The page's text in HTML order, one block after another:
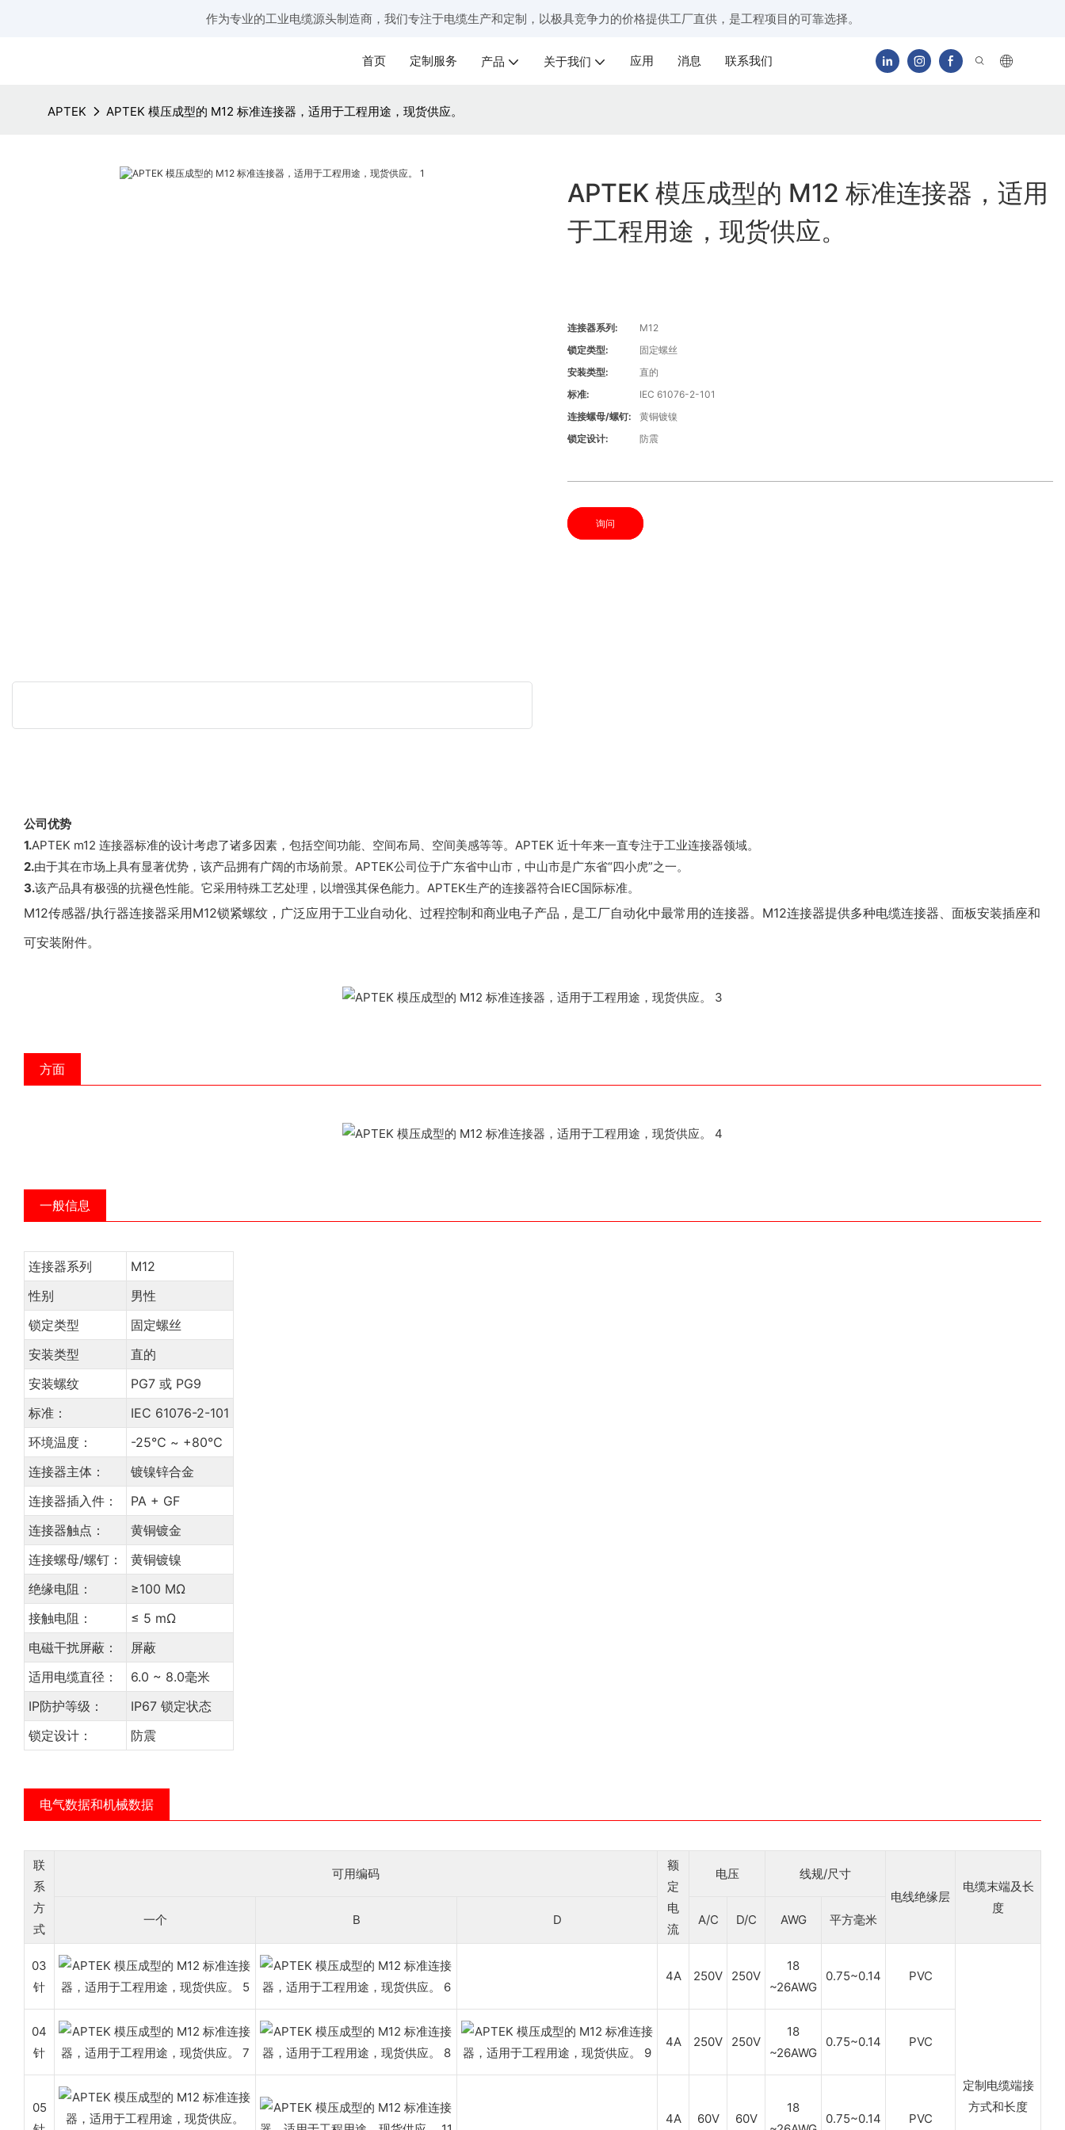
作为专业的工业电缆源头制造商，我们专注于电缆生产和定制，以极具竞争力的价格提供工厂直供，是工程项目的可靠选择。
首页 定制服务 产品 关于我们 应用 消息 联系我们
APTEK APTEK 模压成型的 M12 标准连接器，适用于工程用途，现货供应。
APTEK 模压成型的 M12 标准连接器，适用
于工程用途，现货供应。
连接器系列:
M12
锁定类型:
固定螺丝
安装类型:
直的
标准:
IEC 61076-2-101
连接螺母/螺钉:
黄铜镀镍
锁定设计:
防震
询问
公司优势
1.APTEK m12 连接器标准的设计考虑了诸多因素，包括空间功能、空间布局、空间美感等等。APTEK 近十年来一直专注于工业连接器领域。
2.由于其在市场上具有显著优势，该产品拥有广阔的市场前景。APTEK公司位于广东省中山市，中山市是广东省“四小虎”之一。
3.该产品具有极强的抗褪色性能。它采用特殊工艺处理，以增强其保色能力。APTEK生产的连接器符合IEC国际标准。
M12传感器/执行器连接器采用M12锁紧螺纹，广泛应用于工业自动化、过程控制和商业电子产品，是工厂自动化中最常用的连接器。M12连接器提供多种电缆连接器、面板安装插座和
可安装附件。
方面
一般信息
连接器系列
M12
性别
男性
锁定类型
固定螺丝
安装类型
直的
安装螺纹
PG7 或 PG9
标准：
IEC 61076-2-101
环境温度：
-25℃ ~ +80℃
连接器主体：
镀镍锌合金
连接器插入件：
PA + GF
连接器触点：
黄铜镀金
连接螺母/螺钉：
黄铜镀镍
绝缘电阻：
≥100 MΩ
接触电阻：
≤ 5 mΩ
电磁干扰屏蔽：
屏蔽
适用电缆直径：
6.0 ~ 8.0毫米
IP防护等级：
IP67 锁定状态
锁定设计：
防震
电气数据和机械数据
联
系
方
式
可用编码
额
定
电
流
电压
线规/尺寸
电线绝缘层
电缆末端及长
度
一个 B D A/C D/C AWG 平方毫米
03
针
4A 250V 250V
18
~26AWG
0.75~0.14 PVC
定制电缆端接
方式和长度
04
针
4A 250V 250V
18
~26AWG
0.75~0.14 PVC
05
4A 60V 60V
18
0.75~0.14 PVC